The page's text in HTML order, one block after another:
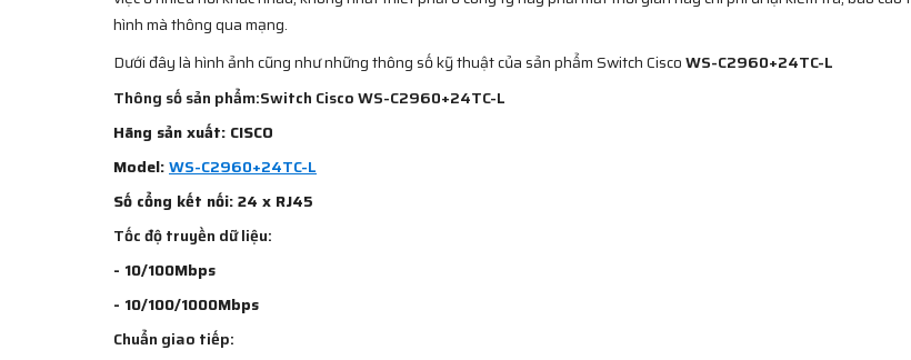
hình mà thông qua mạng.
Dưới đây là hình ảnh cũng như những thông số kỹ thuật của sản phẩm Switch CiscoWS-C2960+24TC-L
Thông số sản phẩm:Switch Cisco WS-C2960+24TC-L
Hãng sản xuất: CISCO
Model:WS-C2960+24TC-L
Số cổng kết nối: 24 x RJ45
Tốc độ truyền dữ liệu:
- 10/100Mbps
- 10/100/1000Mbps
Chuẩn giao tiếp: